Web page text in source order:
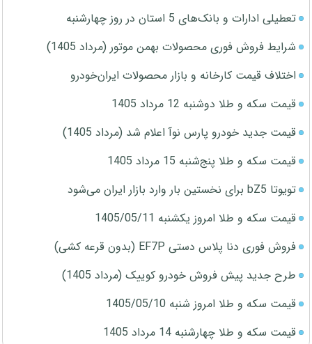
تعطیلی ادارات و بانک‌های 5 استان در روز چهارشنبه
شرایط فروش فوری محصولات بهمن موتور (مرداد 1405)
اختلاف قیمت کارخانه و بازار محصولات ایران‌خودرو
قیمت سکه و طلا دوشنبه 12 مرداد 1405
قیمت جدید خودرو پارس نوآ اعلام شد (مرداد 1405)
قیمت سکه و طلا پنج‌شنبه 15 مرداد 1405
تویوتا bZ5 برای نخستین بار وارد بازار ایران می‌شود
قیمت سکه و طلا امروز یکشنبه 1405/05/11
فروش فوری دنا پلاس دستی EF7P (بدون قرعه کشی)
طرح جدید پیش فروش خودرو کوییک (مرداد 1405)
قیمت سکه و طلا امروز شنبه 1405/05/10
قیمت سکه و طلا چهارشنبه 14 مرداد 1405